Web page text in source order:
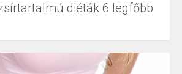
diéták 6 legfőbb